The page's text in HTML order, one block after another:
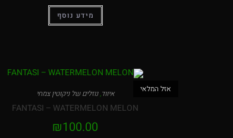
מידע נוסף
אזל המלאי איווד,נוזלים של ניקוטין צמחי
FANTASI – WATERMELON MELON
₪100.00